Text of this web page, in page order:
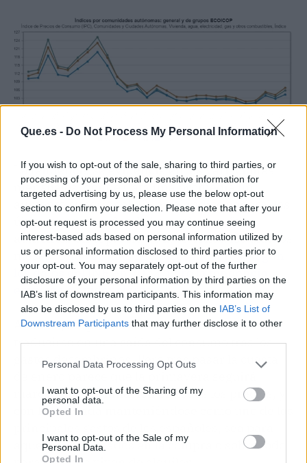
Que.es - Do Not Process My Personal Information
If you wish to opt-out of the sale, sharing to third parties, or
processing of your personal or sensitive information for
targeted advertising by us, please use the below opt-out
section to confirm your selection. Please note that after your
opt-out request is processed you may continue seeing
interest-based ads based on personal information utilized by
us or personal information disclosed to third parties prior to
your opt-out. You may separately opt-out of the further
disclosure of your personal information by third parties on the
IAB’s list of downstream participants. This information may
also be disclosed by us to third parties on the IAB’s List of
Downstream Participants that may further disclose it to other
Personal Data Processing Opt Outs
I want to opt-out of the Sharing of my
personal data.
Opted In
I want to opt-out of the Sale of my
Personal Data.
Opted In
La tendencia se evidencia en las variaciones
mensuales, donde Cataluña promedia un
aumento superior al 3% en el índice general los
últimos meses y donde ha vuelto a sufrir
aumentos en el precio de la vivienda los últimos
meses.Una vez más hay picos mayores, según
los datos del INE en 2022, pero la tendencia
empieza a evidenciarse.
Además, los primeros meses del año suelen
traducirse en una caída del consumo tras los
gastos decembrinos. Pero tras pasar la cuesta
marcada por la inflación en todos los precios, y
con la vivienda manteniéndose como uno de los
aquellos interesados en la compra o sobre todo